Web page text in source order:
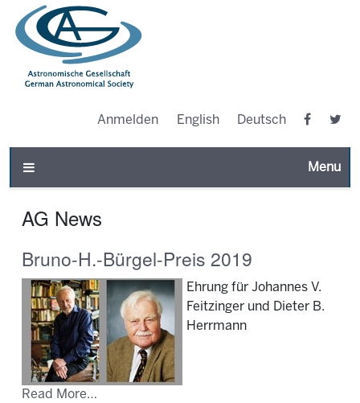
Anmelden English Deutsch
Toggle
AG News
Bruno-H.-Bürgel-Preis 2019
Ehrung für Johannes V.
Feitzinger und Dieter B.
Herrmann
Read More…